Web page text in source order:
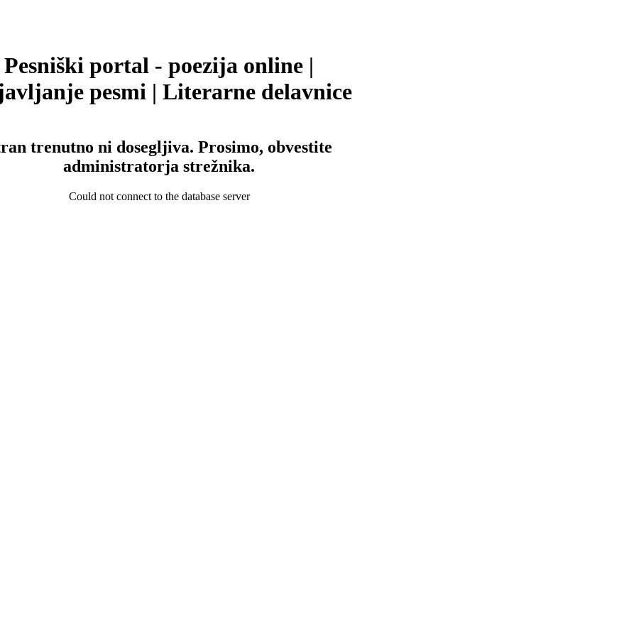
Pesniški portal - poezija online |
pesmi | Literarne delavnice
trenutno ni dosegljiva. Prosimo, obvestite
administratorja strežnika.
Could not connect to the database server